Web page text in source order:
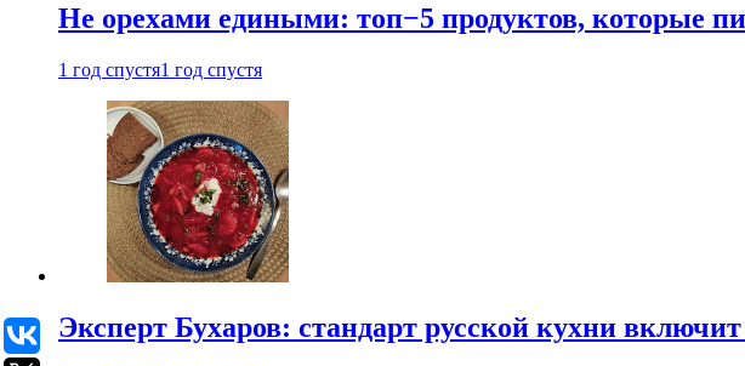
Не орехами едиными: топ−5 продуктов, которые
1 год спустя1 год спустя
Эксперт Бухаров: стандарт русской кухни